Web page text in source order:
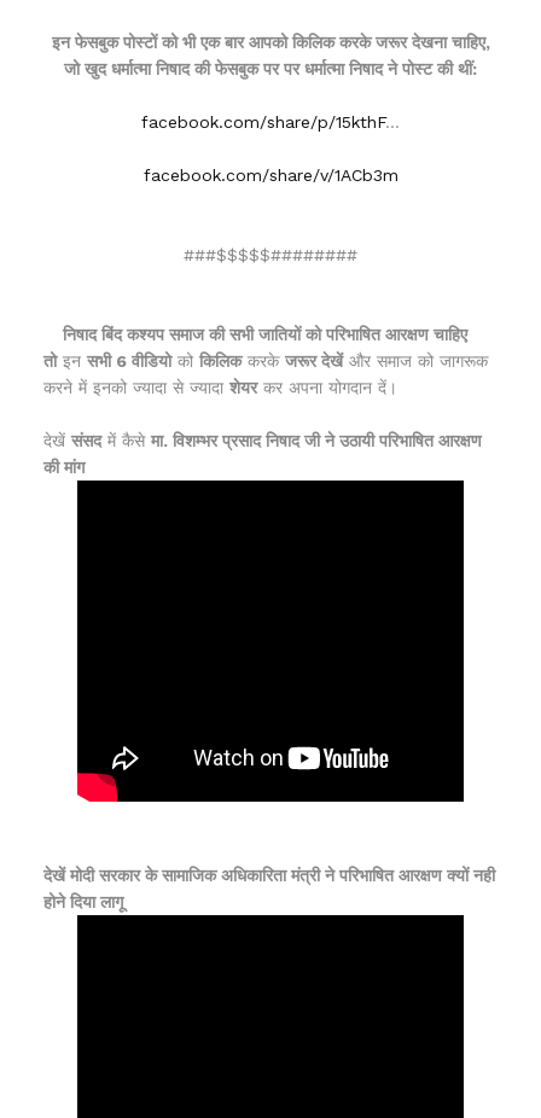
इन फेसबुक पोस्टों को भी एक बार आपको किलिक करके जरूर देखना चाहिए,
जो खुद धर्मात्मा निषाद की फेसबुक पर पर धर्मात्मा निषाद ने पोस्ट की थीं:
facebook.com/share/p/15kthF…
facebook.com/share/v/1ACb3m
###$$$$$########
निषाद बिंद कश्यप समाज की सभी जातियों को परिभाषित आरक्षण चाहिए
तोइन सभी 6 वीडियोको किलिककरके जरूर देखेंऔर समाज को जागरूक
करने में इनको ज्यादा से ज्यादा शेयरकर अपना योगदान दें।
देखें संसदमें कैसे मा. विशम्भर प्रसाद निषाद जी ने उठायी परिभाषित आरक्षण
की मांग
देखें मोदी सरकार के सामाजिक अधिकारिता मंत्री ने परिभाषित आरक्षण क्यों नही
होने दिया लागू